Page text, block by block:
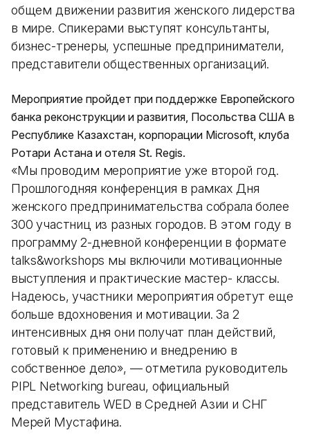
общем движении развития женского лидерства
в мире. Спикерами выступят консультанты,
бизнес-тренеры, успешные предприниматели,
представители общественных организаций.
Мероприятие пройдет при поддержке Европейского
банка реконструкции и развития, Посольства США в
Республике Казахстан, корпорации Microsoft, клуба
Ротари Астана и отеля St. Regis.
«Мы проводим мероприятие уже второй год.
Прошлогодняя конференция в рамках Дня
женского предпринимательства собрала более
300 участниц из разных городов. В этом году в
программу 2-дневной конференции в формате
talks&workshops мы включили мотивационные
выступления и практические мастер- классы.
Надеюсь, участники мероприятия обретут еще
больше вдохновения и мотивации. За 2
интенсивных дня они получат план действий,
готовый к применению и внедрению в
собственное дело», — отметила руководитель
PIPL Networking bureau, официальный
представитель WED в Средней Азии и СНГ
Мерей Мустафина.